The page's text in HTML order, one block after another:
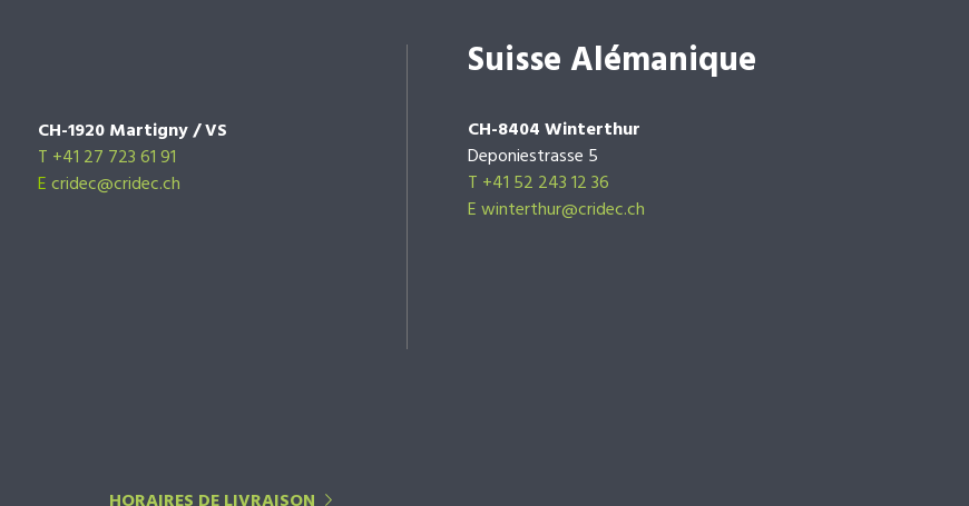
CH-1920 Martigny / VS
T +41 27 723 61 91
Ecridec@cridec.ch
Suisse Alémanique
CH-8404 Winterthur
Deponiestrasse 5
T +41 52 243 12 36
E winterthur@cridec.ch